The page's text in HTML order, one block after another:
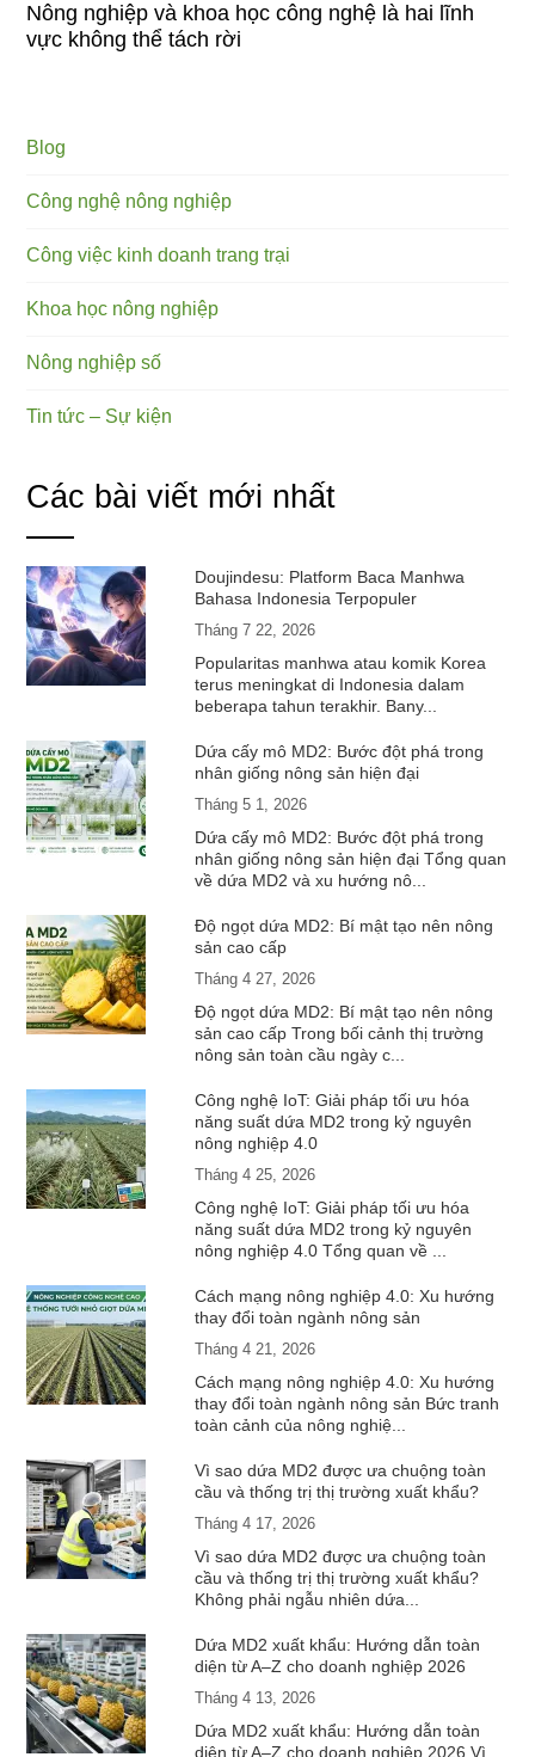
Nông nghiệp và khoa học công nghệ là hai lĩnh
vực không thể tách rời
Blog
Công nghệ nông nghiệp
Công việc kinh doanh trang trại
Khoa học nông nghiệp
Nông nghiệp số
Tin tức – Sự kiện
Các bài viết mới nhất
Doujindesu: Platform Baca Manhwa
Bahasa Indonesia Terpopuler
Tháng 7 22, 2026
Popularitas manhwa atau komik Korea
terus meningkat di Indonesia dalam
beberapa tahun terakhir. Bany...
Dứa cấy mô MD2: Bước đột phá trong
nhân giống nông sản hiện đại
Tháng 5 1, 2026
Dứa cấy mô MD2: Bước đột phá trong
nhân giống nông sản hiện đại Tổng quan
về dứa MD2 và xu hướng nô...
Độ ngọt dứa MD2: Bí mật tạo nên nông
sản cao cấp
Tháng 4 27, 2026
Độ ngọt dứa MD2: Bí mật tạo nên nông
sản cao cấp Trong bối cảnh thị trường
nông sản toàn cầu ngày c...
Công nghệ IoT: Giải pháp tối ưu hóa
năng suất dứa MD2 trong kỷ nguyên
nông nghiệp 4.0
Tháng 4 25, 2026
Công nghệ IoT: Giải pháp tối ưu hóa
năng suất dứa MD2 trong kỷ nguyên
nông nghiệp 4.0 Tổng quan về ...
Cách mạng nông nghiệp 4.0: Xu hướng
thay đổi toàn ngành nông sản
Tháng 4 21, 2026
Cách mạng nông nghiệp 4.0: Xu hướng
thay đổi toàn ngành nông sản Bức tranh
toàn cảnh của nông nghiệ...
Vì sao dứa MD2 được ưa chuộng toàn
cầu và thống trị thị trường xuất khẩu?
Tháng 4 17, 2026
Vì sao dứa MD2 được ưa chuộng toàn
cầu và thống trị thị trường xuất khẩu?
Không phải ngẫu nhiên dứa...
Dứa MD2 xuất khẩu: Hướng dẫn toàn
diện từ A–Z cho doanh nghiệp 2026
Tháng 4 13, 2026
Dứa MD2 xuất khẩu: Hướng dẫn toàn
diện từ A–Z cho doanh nghiệp 2026 Vì